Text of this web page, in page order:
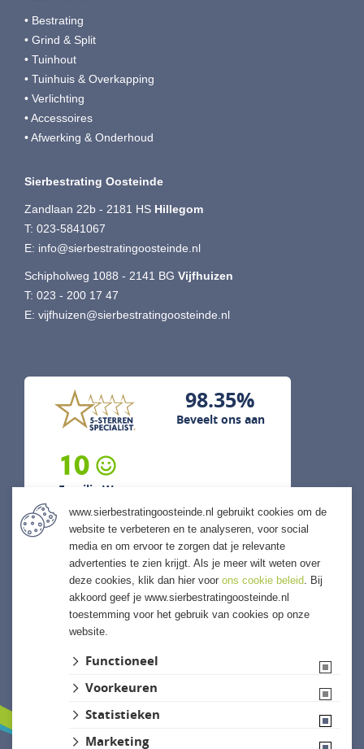
• Bestrating
• Grind & Split
• Tuinhout
• Tuinhuis & Overkapping
• Verlichting
• Accessoires
• Afwerking & Onderhoud
Sierbestrating Oosteinde
Zandlaan 22b - 2181 HS Hillegom
T: 023-5841067
E: info@sierbestratingoosteinde.nl
Schipholweg 1088 - 2141 BG Vijfhuizen
T: 023 - 200 17 47
E: vijfhuizen@sierbestratingoosteinde.nl
98.35%
Beveelt ons aan
10
Familie W...
5 augustus 2026
"Snelle levering mogelijk gemaakt
en ook kwaliteits levering."
previous next
www.sierbestratingoosteinde.nl gebruikt cookies om de
website te verbeteren en te analyseren, voor social
media en om ervoor te zorgen dat je relevante
advertenties te zien krijgt. Als je meer wilt weten over
deze cookies, klik dan hier voor ons cookie beleid. Bij
akkoord geef je www.sierbestratingoosteinde.nl
toestemming voor het gebruik van cookies op onze
website.
Functioneel
Voorkeuren
Statistieken
Marketing